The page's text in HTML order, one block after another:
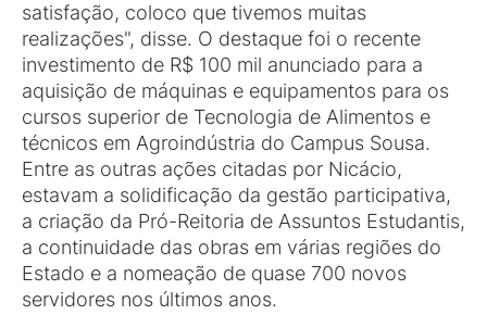
satisfação, coloco que tivemos muitas
realizações", disse. O destaque foi o recente
investimento de R$ 100 mil anunciado para a
aquisição de máquinas e equipamentos para os
cursos superior de Tecnologia de Alimentos e
técnicos em Agroindústria do Campus Sousa.
Entre as outras ações citadas por Nicácio,
estavam a solidificação da gestão participativa,
a criação da Pró-Reitoria de Assuntos Estudantis,
a continuidade das obras em várias regiões do
Estado e a nomeação de quase 700 novos
servidores nos últimos anos.